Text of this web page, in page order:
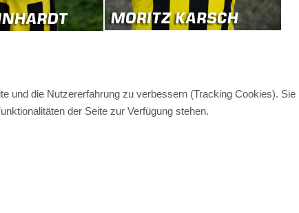
und die Nutzererfahrung zu verbessern (Tracking Cookies). Sie
der Seite zur Verfügung stehen.